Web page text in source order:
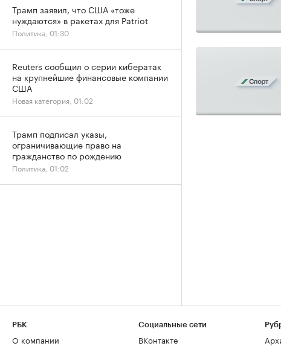
Трамп заявил, что США «тоже
нуждаются» в ракетах для Patriot
Политика, 01:30
Reuters сообщил о серии кибератак
на крупнейшие финансовые компании
США
Новая категория, 01:02
Трамп подписал указы,
ограничивающие право на
гражданство по рождению
Политика, 01:02
РБК
О компании
Социальные сети
ВКонтакте